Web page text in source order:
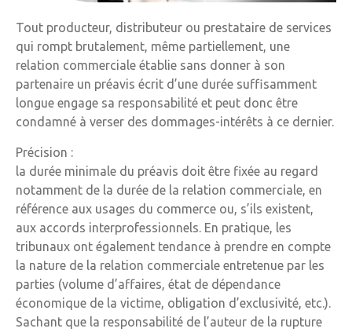
Tout producteur, distributeur ou prestataire de services
qui rompt brutalement, même partiellement, une
relation commerciale établie sans donner à son
partenaire un préavis écrit d’une durée suffisamment
longue engage sa responsabilité et peut donc être
condamné à verser des dommages-intérêts à ce dernier.
Précision :
la durée minimale du préavis doit être fixée au regard
notamment de la durée de la relation commerciale, en
référence aux usages du commerce ou, s’ils existent,
aux accords interprofessionnels. En pratique, les
tribunaux ont également tendance à prendre en compte
la nature de la relation commerciale entretenue par les
parties (volume d’affaires, état de dépendance
économique de la victime, obligation d’exclusivité, etc.).
Sachant que la responsabilité de l’auteur de la rupture